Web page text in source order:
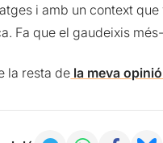
i amb un context
Fa que el gaudeixis més-
la resta de la meva